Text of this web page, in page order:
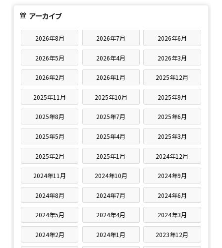
アーカイブ
2026年8月 2026年7月 2026年6月
2026年5月 2026年4月 2026年3月
2026年2月 2026年1月 2025年12月
2025年11月 2025年10月 2025年9月
2025年8月 2025年7月 2025年6月
2025年5月 2025年4月 2025年3月
2025年2月 2025年1月 2024年12月
2024年11月 2024年10月 2024年9月
2024年8月 2024年7月 2024年6月
2024年5月 2024年4月 2024年3月
2024年2月 2024年1月 2023年12月